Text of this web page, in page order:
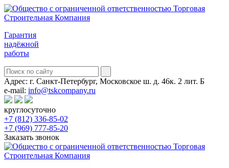
Гарантия
надёжной
работы
Адрес: г. Санкт-Петербург, Московское ш. д. 46к. 2 лит. Б
e-mail: info@tskcompany.ru
круглосуточно
+7 (812) 336-85-02
+7 (969) 777-85-20
Заказать звонок